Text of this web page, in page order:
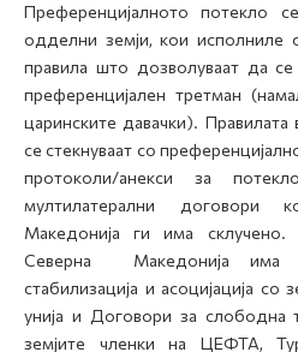
Преференцијалното потекло
одделни земји, кои исполниле
правила што дозволуваат да
преференцијален третман
царинските давачки).
се стекнуваат со
протоколи/анекси за
мултилатерални договори
Македонија ги има
Северна Македонија има
стабилизација и асоцијација со
унија и Договори за слободна
земјите членки на ЦЕФТА,